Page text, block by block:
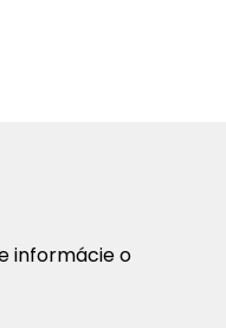
informácie o